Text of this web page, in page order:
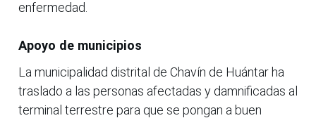
enfermedad.
Apoyo de municipios
La municipalidad distrital de Chavín de Huántar ha
traslado a las personas afectadas y damnificadas al
terminal terrestre para que se pongan a buen